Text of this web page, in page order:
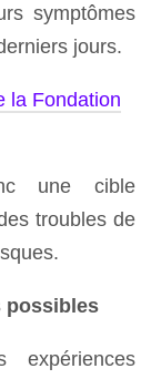
symptômes
jours.
la Fondation
une cible
troubles de
possibles
expériences